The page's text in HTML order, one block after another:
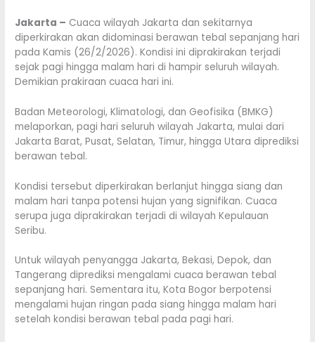
Jakarta – Cuaca wilayah Jakarta dan sekitarnya
diperkirakan akan didominasi berawan tebal sepanjang hari
pada Kamis (26/2/2026). Kondisi ini diprakirakan terjadi
sejak pagi hingga malam hari di hampir seluruh wilayah.
Demikian prakiraan cuaca hari ini.
Badan Meteorologi, Klimatologi, dan Geofisika (BMKG)
melaporkan, pagi hari seluruh wilayah Jakarta, mulai dari
Jakarta Barat, Pusat, Selatan, Timur, hingga Utara diprediksi
berawan tebal.
Kondisi tersebut diperkirakan berlanjut hingga siang dan
malam hari tanpa potensi hujan yang signifikan. Cuaca
serupa juga diprakirakan terjadi di wilayah Kepulauan
Seribu.
Untuk wilayah penyangga Jakarta, Bekasi, Depok, dan
Tangerang diprediksi mengalami cuaca berawan tebal
sepanjang hari. Sementara itu, Kota Bogor berpotensi
mengalami hujan ringan pada siang hingga malam hari
setelah kondisi berawan tebal pada pagi hari.